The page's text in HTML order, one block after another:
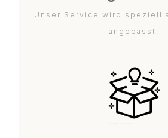
Unser Service wird speziell
angepasst.